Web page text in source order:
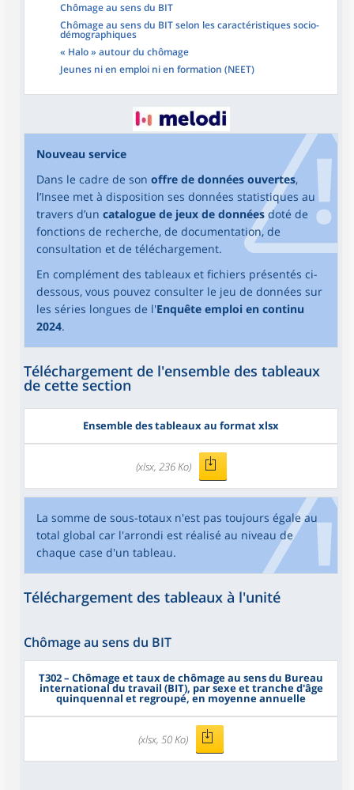
Chômage au sens du BIT
Chômage au sens du BIT selon les caractéristiques socio-
démographiques
« Halo » autour du chômage
Jeunes ni en emploi ni en formation (NEET)
Nouveau service
Dans le cadre de son offre de données ouvertes,
l’Insee met à disposition ses données statistiques au
travers d’un catalogue de jeux de données doté de
fonctions de recherche, de documentation, de
consultation et de téléchargement.
En complément des tableaux et fichiers présentés ci-
dessous, vous pouvez consulter le jeu de données sur
les séries longues de l'Enquête emploi en continu
2024.
Téléchargement de l'ensemble des tableaux
de cette section
Ensemble des tableaux au format xlsx
(xlsx, 236 Ko)
La somme de sous-totaux n'est pas toujours égale au
total global car l'arrondi est réalisé au niveau de
chaque case d'un tableau.
Téléchargement des tableaux à l'unité
Chômage au sens du BIT
T302– Chômage et taux de chômage au sens du Bureau
international du travail (BIT), par sexe et tranche d'âge
quinquennal et regroupé, en moyenne annuelle
(xlsx, 50 Ko)